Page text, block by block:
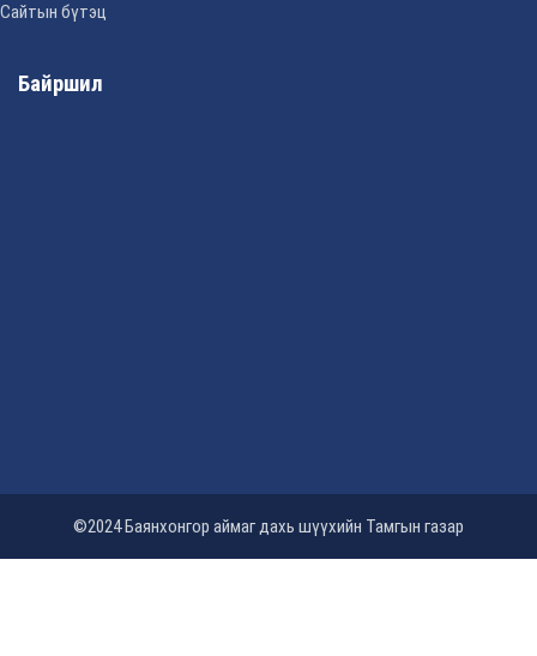
Сайтын бүтэц
Байршил
©2024 Баянхонгор аймаг дахь шүүхийн Тамгын газар